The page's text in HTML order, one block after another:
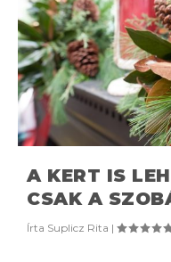
A KERT IS
CSAK A
Írta Suplicz Rita |